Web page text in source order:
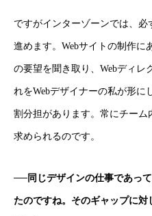
ですがインターゾーンでは、
進めます。Webサイトの制作に
の要望を聞き取り、Webディレ
れをWebデザイナーの私が形に
割分担があります。常にチー
求められるのです。
──同じデザインの仕事であっ
たのですね。そのギャップに